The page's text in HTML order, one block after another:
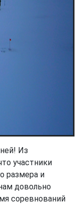
Из
участники
размера и
довольно
соревнований